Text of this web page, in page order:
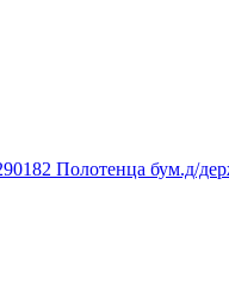
Полотенца бум.д/